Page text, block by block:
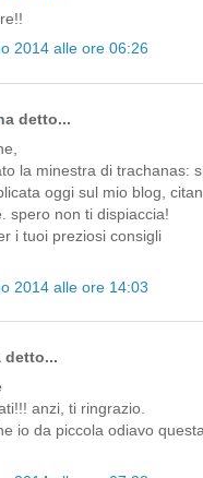
2014 alle ore 06:26
detto...
la minestra di trachanas:
oggi sul mio blog,
spero non ti dispiaccia!
i tuoi preziosi consigli
2014 alle ore 14:03
detto...
anzi, ti ringrazio.
io da piccola odiavo